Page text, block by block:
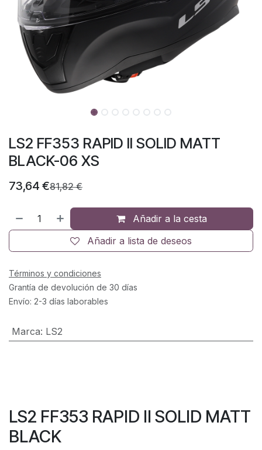
LS2 FF353 RAPID II SOLID MATT
BLACK-06 XS
73,64 €81,82€
Añadir a la cesta
Añadir a lista de deseos
Términos y condiciones
Grantía de devolución de 30 días
Envío: 2-3 días laborables
Marca: LS2
LS2 FF353 RAPID II SOLID MATT
BLACK